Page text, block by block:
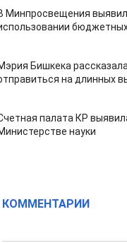
Минпросвещения
Бишкека
на длинных
палата КР
науки
КОММЕНТАРИИ